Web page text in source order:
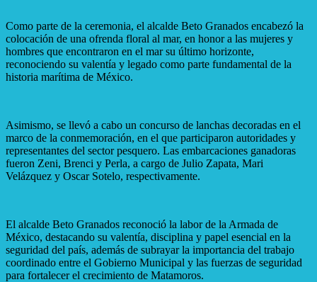
Como parte de la ceremonia, el alcalde Beto Granados encabezó la
colocación de una ofrenda floral al mar, en honor a las mujeres y
hombres que encontraron en el mar su último horizonte,
reconociendo su valentía y legado como parte fundamental de la
historia marítima de México.
Asimismo, se llevó a cabo un concurso de lanchas decoradas en el
marco de la conmemoración, en el que participaron autoridades y
representantes del sector pesquero. Las embarcaciones ganadoras
fueron Zeni, Brenci y Perla, a cargo de Julio Zapata, Mari
Velázquez y Oscar Sotelo, respectivamente.
El alcalde Beto Granados reconoció la labor de la Armada de
México, destacando su valentía, disciplina y papel esencial en la
seguridad del país, además de subrayar la importancia del trabajo
coordinado entre el Gobierno Municipal y las fuerzas de seguridad
para fortalecer el crecimiento de Matamoros.